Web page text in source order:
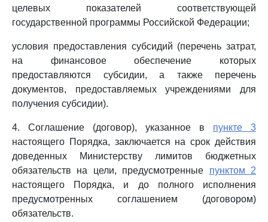
целевых показателей соответствующей
государственной программы Российской Федерации;
условия предоставления субсидий (перечень затрат,
на финансовое обеспечение которых
предоставляются субсидии, а также перечень
документов, предоставляемых учреждениями для
получения субсидии).
4. Соглашение (договор), указанное в пункте 3
настоящего Порядка, заключается на срок действия
доведенных Министерству лимитов бюджетных
обязательств на цели, предусмотренные пунктом 2
настоящего Порядка, и до полного исполнения
предусмотренных соглашением (договором)
обязательств.